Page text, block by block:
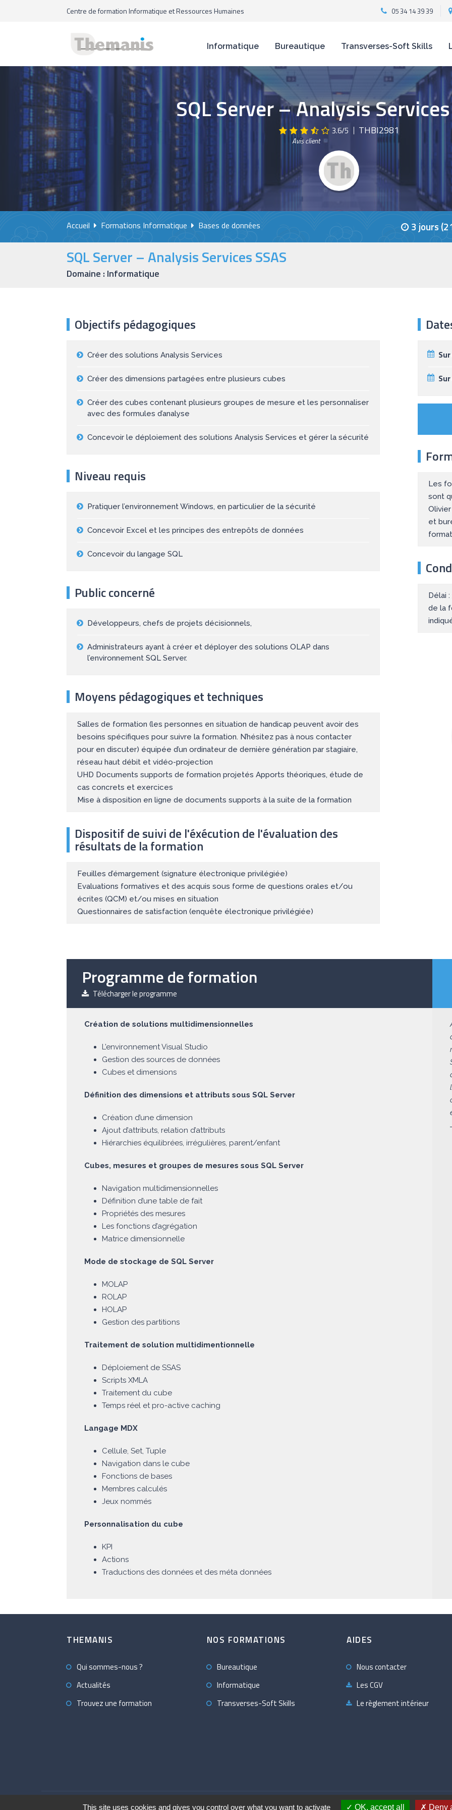
Centre de formation Informatique et Ressources Humaines 05 34 14 39 39
Informatique Bureautique Transverses-Soft Skills
SQL Server – Analysis
3.6/5
Avis client
THBI2981
Accueil Formations Informatique Bases de données 3 jours
SQL Server – Analysis Services SSAS
Domaine : Informatique
Objectifs pédagogiques
Créer des solutions Analysis Services
Créer des dimensions partagées entre plusieurs cubes
Créer des cubes contenant plusieurs groupes de mesure et les personnaliser
avec des formules d’analyse
Concevoir le déploiement des solutions Analysis Services et gérer la sécurité
Niveau requis
Pratiquer l’environnement Windows, en particulier de la sécurité
Concevoir Excel et les principes des entrepôts de données
Concevoir du langage SQL
Public concerné
Développeurs, chefs de projets décisionnels,
Administrateurs ayant à créer et déployer des solutions OLAP dans
l’environnement SQL Server.
Moyens pédagogiques et techniques
Salles de formation (les personnes en situation de handicap peuvent avoir des
besoins spécifiques pour suivre la formation. N’hésitez pas à nous contacter
pour en discuter) équipée d’un ordinateur de dernière génération par stagiaire,
réseau haut débit et vidéo-projection
UHD Documents supports de formation projetés Apports théoriques, étude de
cas concrets et exercices
Mise à disposition en ligne de documents supports à la suite de la formation
Dispositif de suivi de l'éxécution de l'évaluation des
résultats de la formation
Feuilles d’émargement (signature électronique privilégiée)
Evaluations formatives et des acquis sous forme de questions orales et/ou
écrites (QCM) et/ou mises en situation
Questionnaires de satisfaction (enquête électronique privilégiée)
Les
sont
et
Délai
de la
Programme de formation
Télécharger le programme
Création de solutions multidimensionnelles
L’environnement Visual Studio
Gestion des sources de données
Cubes et dimensions
Définition des dimensions et attributs sous SQL Server
Création d’une dimension
Ajout d’attributs, relation d’attributs
Hiérarchies équilibrées, irrégulières, parent/enfant
Cubes, mesures et groupes de mesures sous SQL Server
Navigation multidimensionnelles
Définition d’une table de fait
Propriétés des mesures
Les fonctions d’agrégation
Matrice dimensionnelle
Mode de stockage de SQL Server
MOLAP
ROLAP
HOLAP
Gestion des partitions
Traitement de solution multidimentionnelle
Déploiement de SSAS
Scripts XMLA
Traitement du cube
Temps réel et pro-active caching
Langage MDX
Cellule, Set, Tuple
Navigation dans le cube
Fonctions de bases
Membres calculés
Jeux nommés
Personnalisation du cube
KPI
Actions
Traductions des données et des méta données
THEMANIS
Qui sommes-nous ?
Actualités
Trouvez une formation
NOS FORMATIONS
Bureautique
Informatique
Transverses-Soft Skills
AIDES
Nous contacter
Les CGV
Le règlement intérieur
© 2019 Themanis Mentions légales Gestion des cookies Politique de confidentialité
This site uses cookies and gives you control over what you want to activate OK, accept all Deny